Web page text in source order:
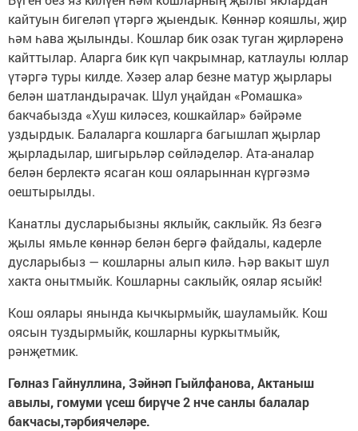
кайтуын бигеләп үтәргә җыендык. Көннәр кояшлы, җир
һәм һава җылынды. Кошлар бик озак туган җирләренә
кайттылар. Аларга бик күп чакрымнар, катлаулы юллар
үтәргә туры килде. Хәзер алар безне матур җырлары
белән шатландырачак. Шул уңайдан «Ромашка»
бакчабызда «Хуш киләсез, кошкайлар» бәйрәме
уздырдык. Балаларга кошларга багышлап җырлар
җырладылар, шигырьләр сөйләделәр. Ата-аналар
белән берлектә ясаган кош ояларыннан күргәзмә
оештырылды.
Канатлы дусларыбызны яклыйк, саклыйк. Яз безгә
җылы ямьле көннәр белән бергә файдалы, кадерле
дусларыбыз — кошларны алып килә. Һәр вакыт шул
хакта онытмыйк. Кошларны саклыйк, оялар ясыйк!
Кош оялары янында кычкырмыйк, шауламыйк. Кош
оясын туздырмыйк, кошларны куркытмыйк,
рәнҗетмик.
Гөлназ Гайнуллина, Зәйнәп Гыйлфанова, Актаныш
авылы, гомуми үсеш бирүче 2 нче санлы балалар
бакчасы,тәрбиячеләре.